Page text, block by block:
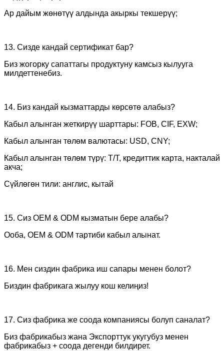
Ар дайым жөнөтүү алдында акыркы текшерүү;
13. Сизде кандай сертификат бар?
Биз жогорку сапаттагы продуктуну камсыз кылууга
милдеттенебиз.
14. Биз кандай кызматтарды көрсөтө алабыз?
Кабыл алынган жеткирүү шарттары: FOB, CIF, EXW;
Кабыл алынган төлөм валютасы: USD, CNY;
Кабыл алынган төлөм түрү: T/T, кредиттик карта, накталай
акча;
Сүйлөгөн тили: англис, кытай
15. Сиз OEM & ODM кызматын бере алабы?
Ооба, OEM & ODM тартиби кабыл алынат.
16. Мен сиздин фабрика иш сапары менен болот?
Биздин фабрикага жылуу кош келиңиз!
17. Сиз фабрика же соода компаниясы болуп саналат?
Биз фабрикабыз жана Экспорттук укугубуз менен
фабрикабыз + соода дегенди билдирет.